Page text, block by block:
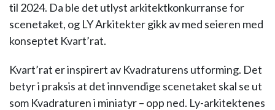
til 2024. Da ble det utlyst arkitektkonkurranse for
scenetaket, og LY Arkitekter gikk av med seieren med
konseptet Kvart’rat.
Kvart’rat er inspirert av Kvadraturens utforming. Det
betyr i praksis at det innvendige scenetaket skal se ut
som Kvadraturen i miniatyr – opp ned. Ly-arkitektenes